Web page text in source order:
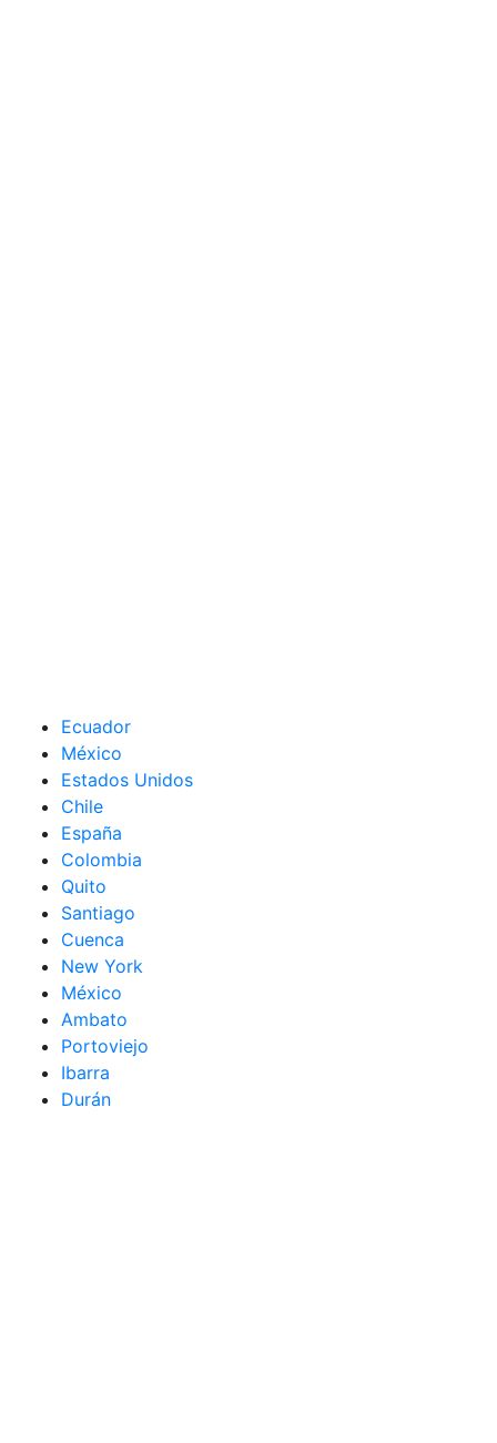
Ecuador
México
Estados Unidos
Chile
España
Colombia
Quito
Santiago
Cuenca
New York
México
Ambato
Portoviejo
Ibarra
Durán